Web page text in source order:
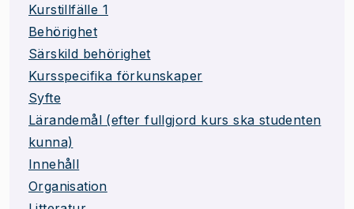
Kurstillfälle 1
Behörighet
Särskild behörighet
Kursspecifika förkunskaper
Syfte
Lärandemål (efter fullgjord kurs ska studenten
kunna)
Innehåll
Organisation